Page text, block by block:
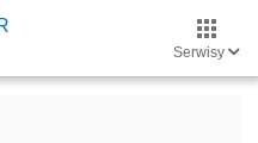
Serwisy